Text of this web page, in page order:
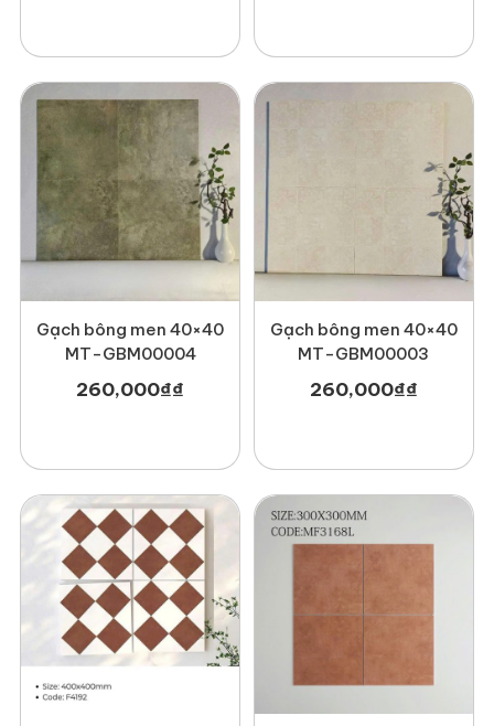
vực phân chia không gian độc đáo
Với kích thước nhỏ gọn và hoa văn cổ điển, mẫu gạch này là
lựa chọn lý tưởng cho các công trình đề cao cá tính và nét
đẹp bền vững theo thời gian.
Newlando một trong những đơn vị chuyên phân phối gạch
bông men chất lượng cao, chính hãng được nhiều khách
hàng tin tưởng lựa chọn. Đến với chúng tôi bạn sẽ yên tâm về
chất lượng, nguồn gốc cũng như giá thành. Liên hệ ngay với
Newlandođể được tư vấn và nhận báo giá tốt nhất!
Gạch bông men 40×40
MT-GBM00004
260,000₫₫
Gạch bông men 40×40
MT-GBM00003
260,000₫₫